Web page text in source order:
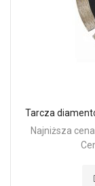
Tarcza
Najniższa